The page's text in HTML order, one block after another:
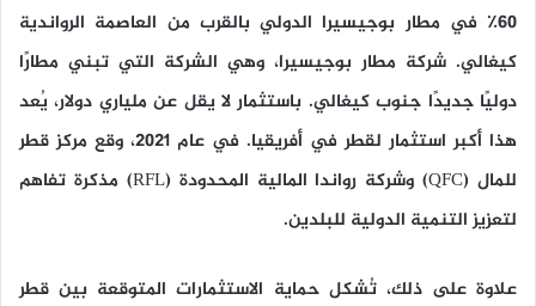
60٪ في مطار بوجيسيرا الدولي بالقرب من العاصمة الرواندية
كيغالي. شركة مطار بوجيسيرا، وهي الشركة التي تبني مطارًا
دوليًا جديدًا جنوب كيغالي. باستثمار لا يقل عن ملياري دولار، يُعد
هذا أكبر استثمار لقطر في أفريقيا. في عام 2021، وقع مركز قطر
للمال (QFC) وشركة رواندا المالية المحدودة (RFL) مذكرة تفاهم
لتعزيز التنمية الدولية للبلدين.
علاوة على ذلك، تُشكل حماية الاستثمارات المتوقعة بين قطر